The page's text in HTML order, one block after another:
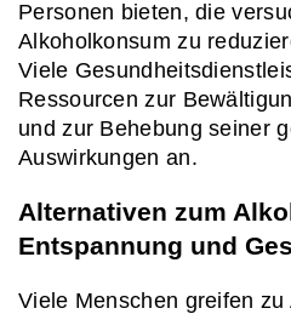
Personen bieten, die
Alkoholkonsum zu
Viele
Ressourcen zur
und zur Behebung seiner
Auswirkungen an.
Alternativen zum
Entspannung und
Viele Menschen greifen